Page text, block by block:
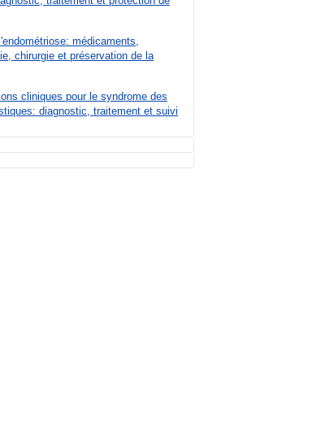
médicaments,
chirurgie et préservation de la
cliniques pour le syndrome des
diagnostic, traitement et suivi